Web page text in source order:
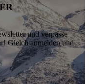
und verpasse
Gleich anmelden und